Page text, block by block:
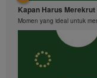
Kapan Harus Merekrut
Momen yang ideal untuk